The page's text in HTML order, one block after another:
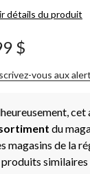
détails du produit
$
vous aux
cet
du
magasins de la
produits